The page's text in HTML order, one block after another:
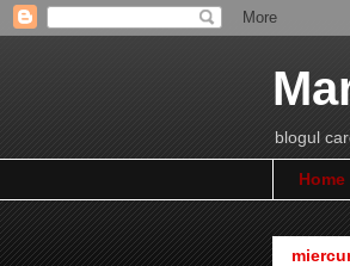
blogul
Home